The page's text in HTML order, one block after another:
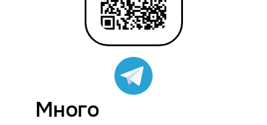
Много